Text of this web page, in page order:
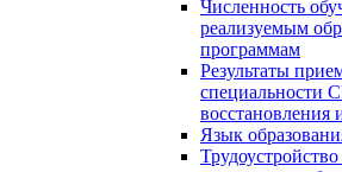
Численность
реализуемым
программам
Результаты
специальности
восстановления
Язык